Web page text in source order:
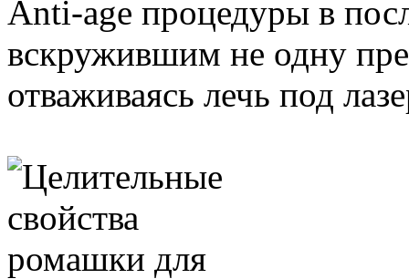
Anti-age процедуры в
вскружившим не одну
отваживаясь лечь под